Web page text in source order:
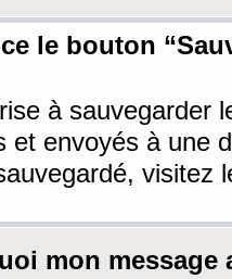
ce le bouton
à sauvegarder
et envoyés à une
visitez
mon message